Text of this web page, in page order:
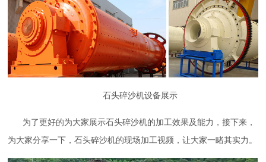
石头碎沙机设备展示
为了更好的为大家展示石头碎沙机的加工效果及能力，接下来，
为大家分享一下，石头碎沙机的现场加工视频，让大家一睹其实力。